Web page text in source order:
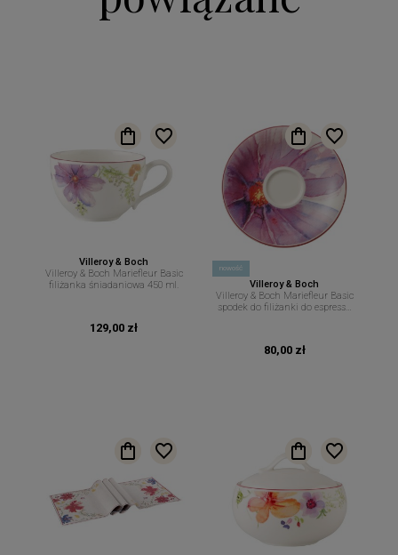
Villeroy & Boch
Villeroy & Boch Mariefleur Basic
filiżanka śniadaniowa 450 ml.
129,00 zł
nowość
Villeroy & Boch
Villeroy & Boch Mariefleur Basic
spodek do filiżanki do espresso
80,00 zł